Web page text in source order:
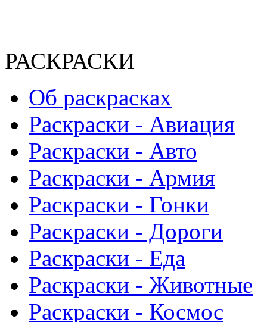
РАСКРАСКИ
Об раскрасках
Раскраски - Авиация
Раскраски - Авто
Раскраски - Армия
Раскраски - Гонки
Раскраски - Дороги
Раскраски - Еда
Раскраски - Животныe
Раскраски - Космос